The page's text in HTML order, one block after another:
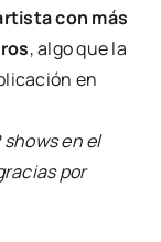
con más
, algo que la
en
shows en el
por